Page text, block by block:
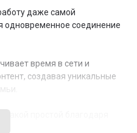
даже самой
одновременное соединение
время в сети и
создавая уникальные